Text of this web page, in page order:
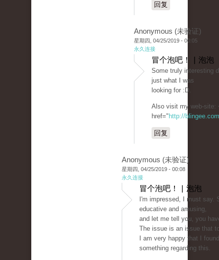
回复
Anonymous (未验证)
星期四, 04/25/2019 - 00:05
永久连接
冒个泡吧！ | 泡泡
Some truly interesting
just what I was
looking for :D.
Also visit my web-site:
href=" http://
回复
Anonymous (未验证)
星期四, 04/25/2019 - 00:08
永久连接
冒个泡吧！ | 泡泡
I'm impressed, I must say.
educative and amusing,
and let me tell you, you
The issue is an issue that
I am very happy that I
something regarding this.